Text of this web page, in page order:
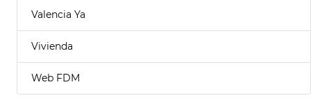
Valencia Ya
Vivienda
Web FDM